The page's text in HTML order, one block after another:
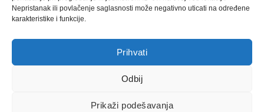
Nepristanak ili povlačenje saglasnosti može negativno uticati na određene
karakteristike i funkcije.
Prihvati
Odbij
Prikaži podešavanja
Sistem mjerenja vibracija – papir mašina 4
Certificirani partner za održavanje